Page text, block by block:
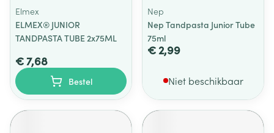
Elmex
ELMEX® JUNIOR
TANDPASTA TUBE 2x75ML
€ 7,68
Bestel
Nep
Nep Tandpasta Junior Tube
75ml
€ 2,99
Niet beschikbaar